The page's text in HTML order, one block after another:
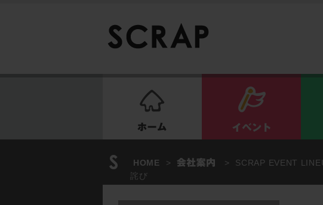
HOME > >
SCRAP EVENT
詫び